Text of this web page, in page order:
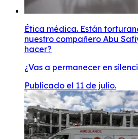
Ética médica. Están
nuestro compañero Abu
hacer?
¿Vas a permanecer en
Publicado el 11 de julio.